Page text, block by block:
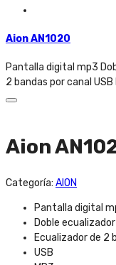
Aion AN1020
Pantalla digital mp3
2 bandas por canal
Aion
Categoría: AION
Pantalla digital
Doble
Ecualizador de 2
USB